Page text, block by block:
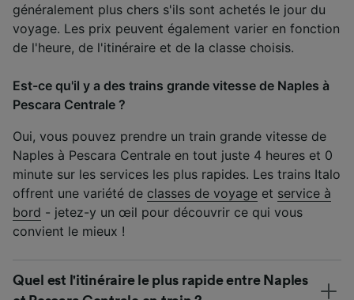
généralement plus chers s'ils sont achetés le jour du
voyage. Les prix peuvent également varier en fonction
de l'heure, de l'itinéraire et de la classe choisis.
Est-ce qu'il y a des trains grande vitesse de Naples à
Pescara Centrale ?
Oui, vous pouvez prendre un train grande vitesse de
Naples à Pescara Centrale en tout juste 4 heures et 0
minute sur les services les plus rapides. Les trains Italo
offrent une variété de classes de voyage et service à
bord - jetez-y un œil pour découvrir ce qui vous
convient le mieux !
Quel est l'itinéraire le plus rapide entre Naples